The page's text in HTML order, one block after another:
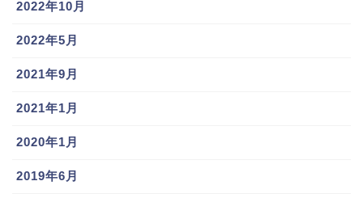
2022年10月
2022年5月
2021年9月
2021年1月
2020年1月
2019年6月